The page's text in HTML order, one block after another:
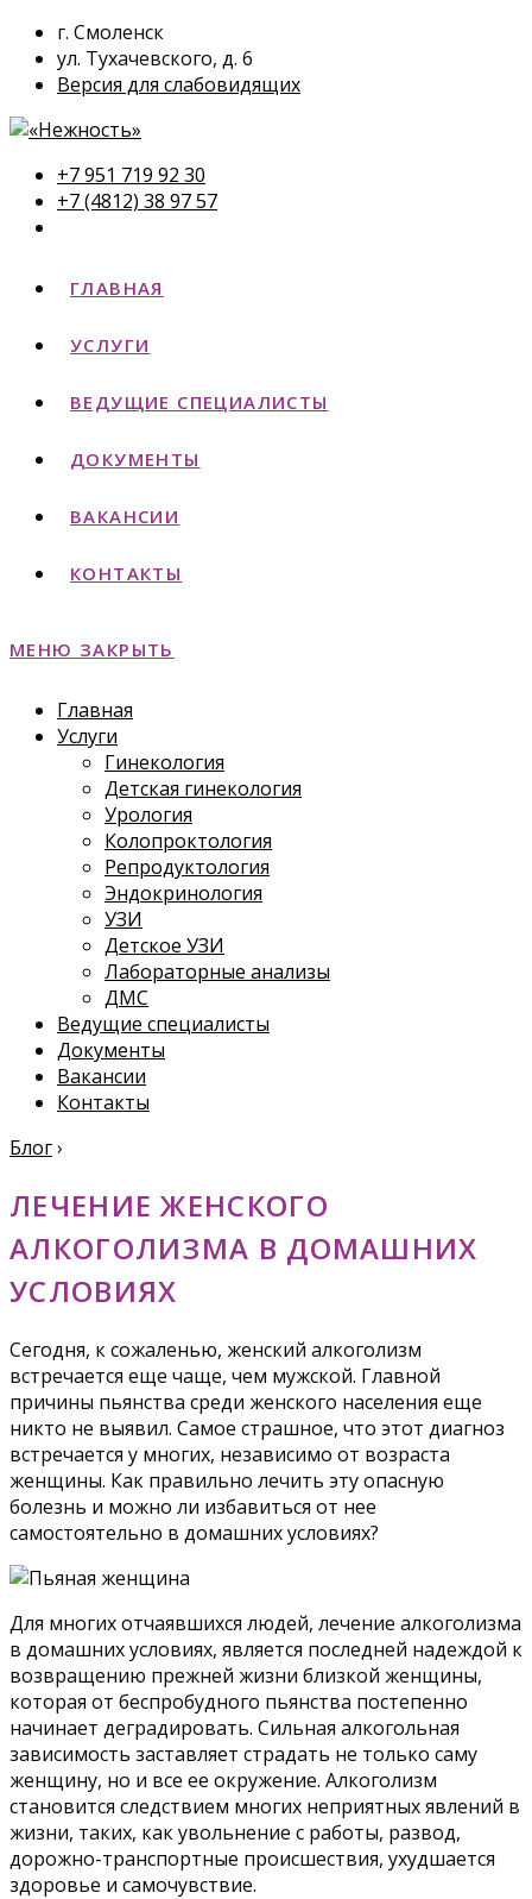
г. Смоленск
ул. Тухачевского, д. 6
Версия для слабовидящих
+7 951 719 92 30
+7 (4812) 38 97 57
ГЛАВНАЯ
УСЛУГИ
ВЕДУЩИЕ СПЕЦИАЛИСТЫ
ДОКУМЕНТЫ
ВАКАНСИИ
КОНТАКТЫ
МЕНЮ ЗАКРЫТЬ
Главная
Услуги
Гинекология
Детская гинекология
Урология
Колопроктология
Репродуктология
Эндокринология
УЗИ
Детское УЗИ
Лабораторные анализы
ДМС
Ведущие специалисты
Документы
Вакансии
Контакты
Блог›
ЛЕЧЕНИЕ ЖЕНСКОГО
АЛКОГОЛИЗМА В ДОМАШНИХ
УСЛОВИЯХ
Сегодня, к сожаленью, женский алкоголизм
встречается еще чаще, чем мужской. Главной
причины пьянства среди женского населения еще
никто не выявил. Самое страшное, что этот диагноз
встречается у многих, независимо от возраста
женщины. Как правильно лечить эту опасную
болезнь и можно ли избавиться от нее
самостоятельно в домашних условиях?
Для многих отчаявшихся людей, лечение алкоголизма
в домашних условиях, является последней надеждой к
возвращению прежней жизни близкой женщины,
которая от беспробудного пьянства постепенно
начинает деградировать. Сильная алкогольная
зависимость заставляет страдать не только саму
женщину, но и все ее окружение. Алкоголизм
становится следствием многих неприятных явлений в
жизни, таких, как увольнение с работы, развод,
дорожно-транспортные происшествия, ухудшается
здоровье и самочувствие.